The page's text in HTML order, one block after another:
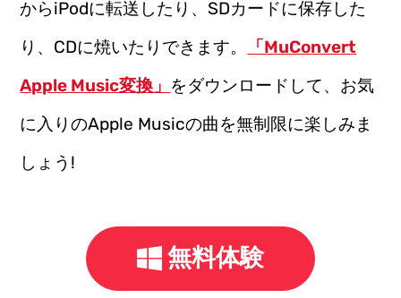
からiPodに転送したり、SDカードに保存した
り、CDに焼いたりできます。
「MuConvert
Apple Music変換」 をダウンロードして、お気
に入りのApple Musicの曲を無制限に楽しみま
しょう!
無料体験